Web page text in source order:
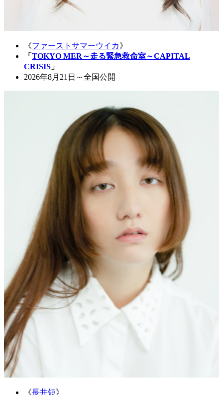
《ファーストサマーウイカ》
「 TOKYO MER～走る緊急救命室～CAPITAL
CRISIS 」
2026年8月21日～全国公開
《長井短》